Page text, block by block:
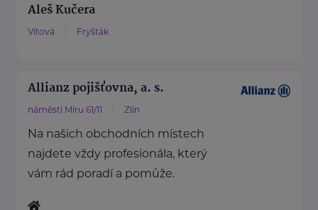
Aleš Kučera
Vítová Fryšták
Allianz pojišťovna, a. s.
náměstí Míru 61/11 Zlín
Na našich obchodních místech
najdete vždy profesionála, který
vám rád poradí a pomůže.